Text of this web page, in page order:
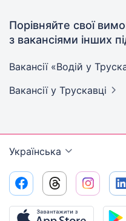
Порівняйте свої
з вакансіями інших
Вакансії «Водій у
Вакансії у Трускавці
Українська